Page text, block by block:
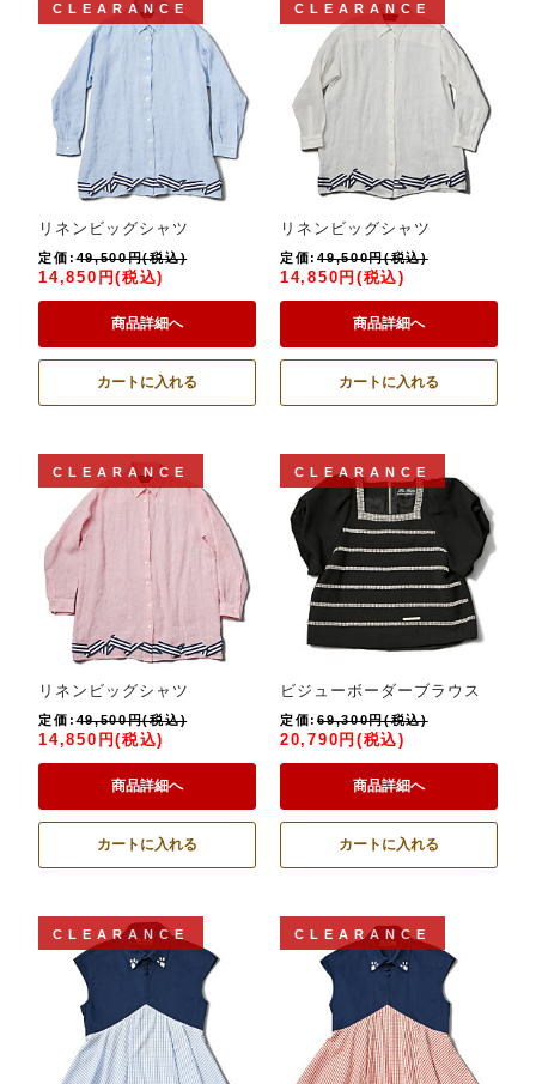
CLEARANCE
リネンビッグシャツ
定価:49,500円(税込)
14,850円(税込)
商品詳細へ
カートに入れる
CLEARANCE
リネンビッグシャツ
定価:49,500円(税込)
14,850円(税込)
商品詳細へ
カートに入れる
CLEARANCE
リネンビッグシャツ
定価:49,500円(税込)
14,850円(税込)
商品詳細へ
カートに入れる
CLEARANCE
ビジューボーダーブラウス
定価:69,300円(税込)
20,790円(税込)
商品詳細へ
カートに入れる
CLEARANCE CLEARANCE